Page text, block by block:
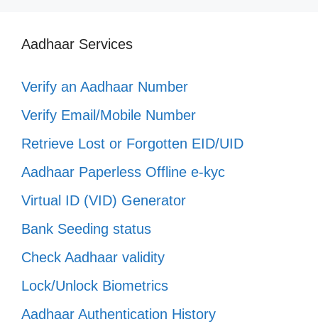
Aadhaar Services
Verify an Aadhaar Number
Verify Email/Mobile Number
Retrieve Lost or Forgotten EID/UID
Aadhaar Paperless Offline e-kyc
Virtual ID (VID) Generator
Bank Seeding status
Check Aadhaar validity
Lock/Unlock Biometrics
Aadhaar Authentication History